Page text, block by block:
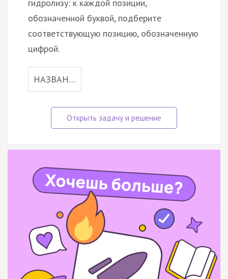
гидролизу: к каждой позиции,
обозначенной буквой, подберите
соответствующую позицию, обозначенную
цифрой.
НАЗВАН…